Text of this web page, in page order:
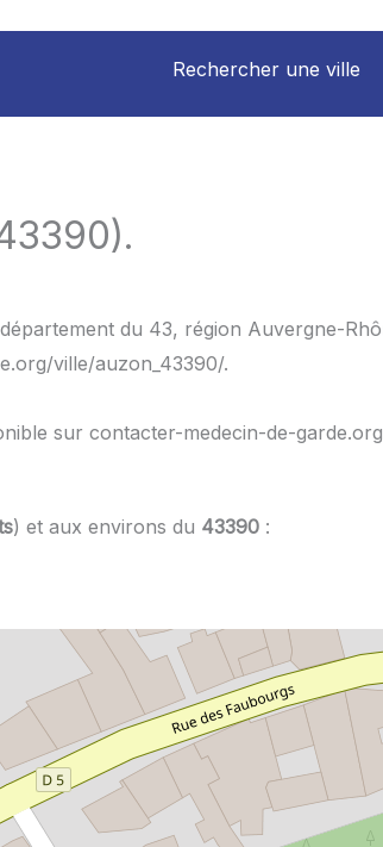
Rechercher une ville
du 43, région Auvergne-
ville/auzon_43390/.
sur contacter-medecin-de-garde.org
) et aux environs du 43390 :